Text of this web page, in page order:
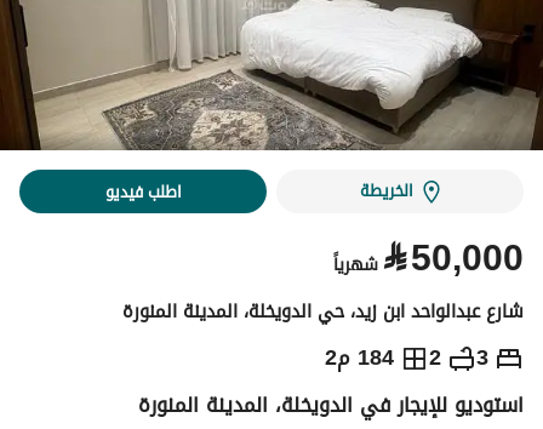
الخريطة اطلب فيديو
⃁50,000 شهرياً
شارع عبدالواحد ابن زيد، حي الدويخلة، المدينة المنورة
3
2 184 م2 ⃁
50,000شهرياً
الإعلان الاماكن القريبة
استوديو للإيجار في الدويخلة، المدينة المنورة